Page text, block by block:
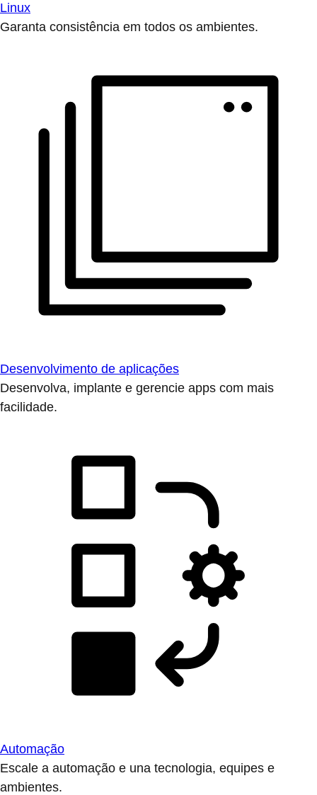
Linux
Garanta consistência em todos os ambientes.
Desenvolvimento de aplicações
Desenvolva, implante e gerencie apps com mais
facilidade.
Automação
Escale a automação e una tecnologia, equipes e
ambientes.